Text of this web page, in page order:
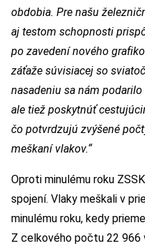
obdobia. Pre našu
aj testom schopnosti
po zavedení nového
záťaže súvisiacej so
nasadeniu sa nám
ale tiež poskytnúť
čo potvrdzujú zvýšené
meškaní vlakov.“
Oproti minulému roku
spojení. Vlaky meškali v
minulému roku, kedy
Z celkového počtu 22 966